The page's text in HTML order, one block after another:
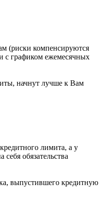
(риски компенсируются
с графиком ежемесячных
начнут лучше к Вам
лимита, а у
обязательства
выпустившего кредитную